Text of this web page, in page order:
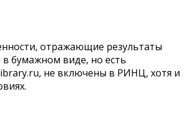
отражающие результаты
бумажном виде, но есть
не включены в РИНЦ, хотя и